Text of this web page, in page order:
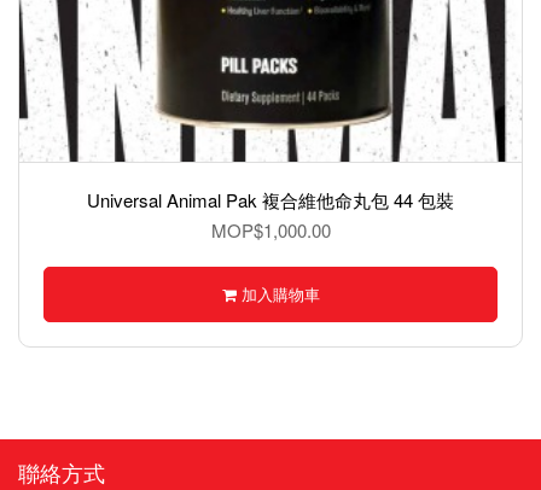
Universal Animal Pak 複合維他命丸包 44 包裝
MOP$1,000.00
加入購物車
聯絡方式